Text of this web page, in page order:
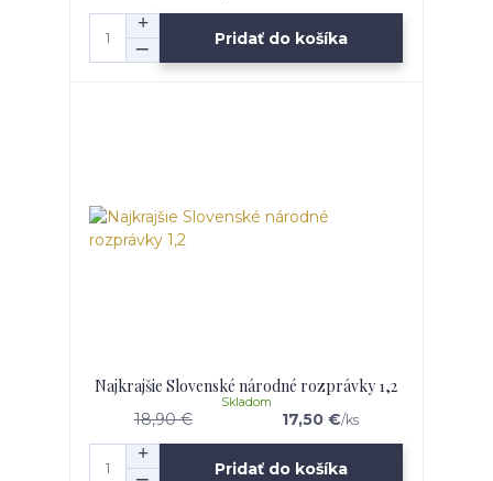
Pridať do košíka
Najkrajšie Slovenské národné rozprávky 1,2
18,90 € 17,50 €/ks
Skladom
Pridať do košíka